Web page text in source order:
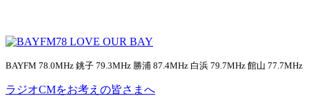
BAYFM 78.0MHz 銚子 79.3MHz 勝浦 87.4MHz 白浜 79.7MHz 館山 77.7MHz
ラジオCMをお考えの皆さまへ